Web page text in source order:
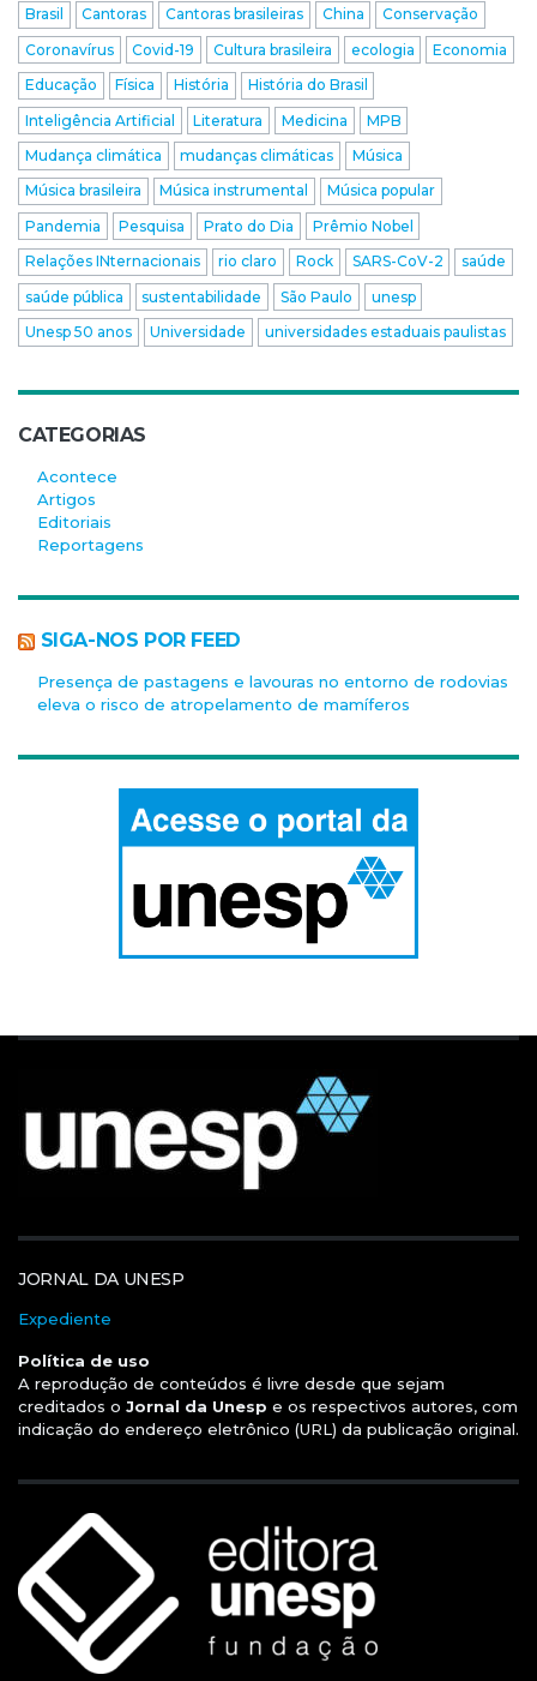
Brasil
Cantoras Cantoras brasileiras China
Conservação
Coronavírus
Covid-19 Cultura brasileira ecologia
Economia
Educação
Física História
História do Brasil
Inteligência Artificial
Literatura Medicina
MPB
Mudança climática
mudanças climáticas
Música
Música brasileira
Música instrumental
Música popular
Pandemia
Pesquisa Prato do Dia
Prêmio Nobel
Relações INternacionais
rio claro Rock SARS-CoV-2
saúde
saúde pública
sustentabilidade São Paulo
unesp
Unesp 50 anos
Universidade universidades estaduais paulistas
CATEGORIAS
Acontece
Artigos
Editoriais
Reportagens
SIGA-NOS POR FEED
Presença de pastagens e lavouras no entorno de rodovias
eleva o risco de atropelamento de mamíferos
JORNAL DA UNESP
Expediente
Política de uso
A reprodução de conteúdos é livre desde que sejam
creditados o Jornal da Unesp e os respectivos autores, com
indicação do endereço eletrônico (URL) da publicação original.